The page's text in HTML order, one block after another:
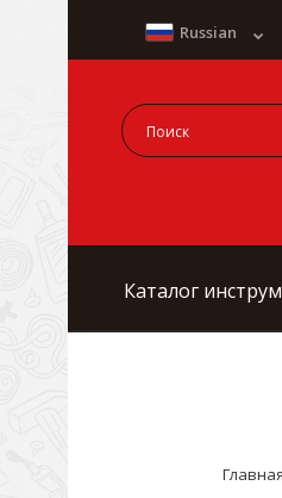
Russian
Каталог
Главная